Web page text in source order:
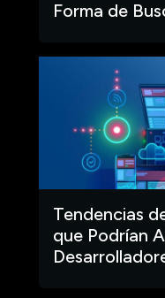
Forma de
Tendencias
que Podrían